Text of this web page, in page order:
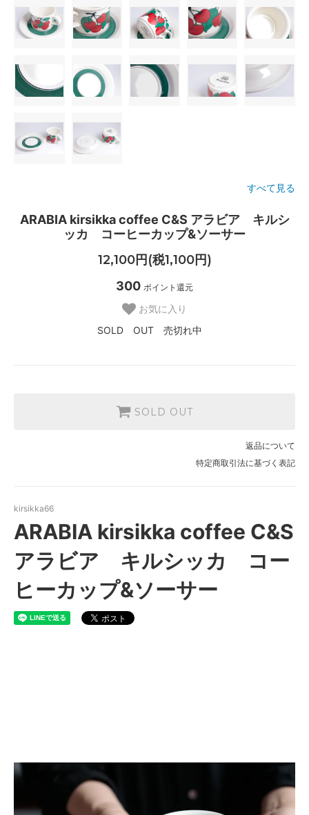
すべて見る
ARABIA kirsikka coffee C&S アラビア キルシ
ッカ コーヒーカップ&ソーサー
12,100円(税1,100円)
300 ポイント還元
お気に入り
SOLD OUT 売切れ中
SOLD OUT
返品について
特定商取引法に基づく表記
kirsikka66
ARABIA kirsikka coffee C&S
アラビア キルシッカ コー
ヒーカップ&ソーサー